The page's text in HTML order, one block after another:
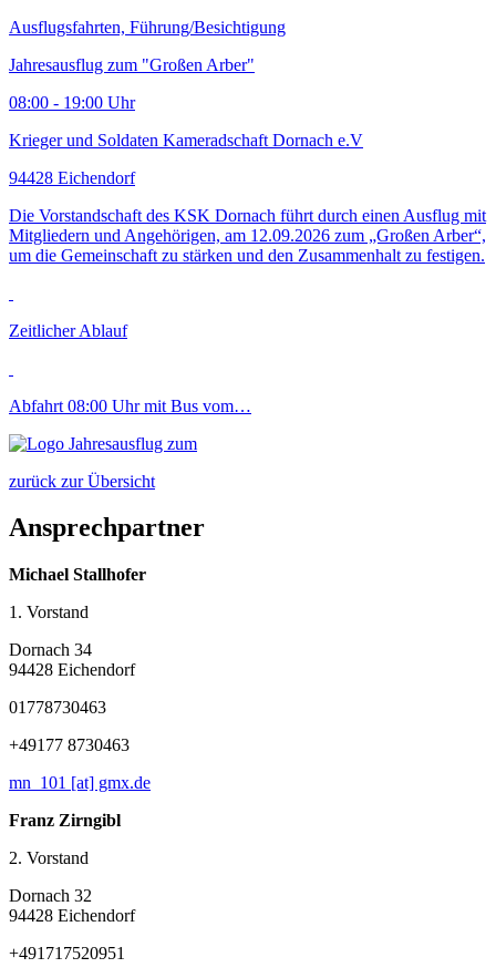
Ausflugsfahrten, Führung/Besichtigung
Jahresausflug zum "Großen Arber"
08:00 - 19:00 Uhr
Krieger und Soldaten Kameradschaft Dornach e.V
94428 Eichendorf
Die Vorstandschaft des KSK Dornach führt durch einen Ausflug mit
Mitgliedern und Angehörigen, am 12.09.2026 zum „Großen Arber“,
um die Gemeinschaft zu stärken und den Zusammenhalt zu festigen.
Zeitlicher Ablauf
Abfahrt 08:00 Uhr mit Bus vom…
zurück zur Übersicht
Ansprechpartner
Michael Stallhofer
1. Vorstand
Dornach 34
94428 Eichendorf
01778730463
+49177 8730463
mn_101 [at] gmx.de
Franz Zirngibl
2. Vorstand
Dornach 32
94428 Eichendorf
+491717520951